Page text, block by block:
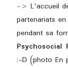
-> L'accueil
partenariats
pendant sa
;-D (photo En